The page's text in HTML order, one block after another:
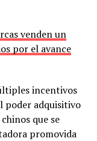
venden un
por el avance
incentivos
poder adquisitivo
que se
promovida